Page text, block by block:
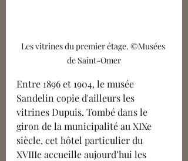
Les vitrines du premier étage. ©Musées
de Saint-Omer
Entre 1896 et 1904, le musée
Sandelin copie d'ailleurs les
vitrines Dupuis. Tombé dans le
giron de la municipalité au XIXe
siècle, cet hôtel particulier du
XVIIIe accueille aujourd’hui les